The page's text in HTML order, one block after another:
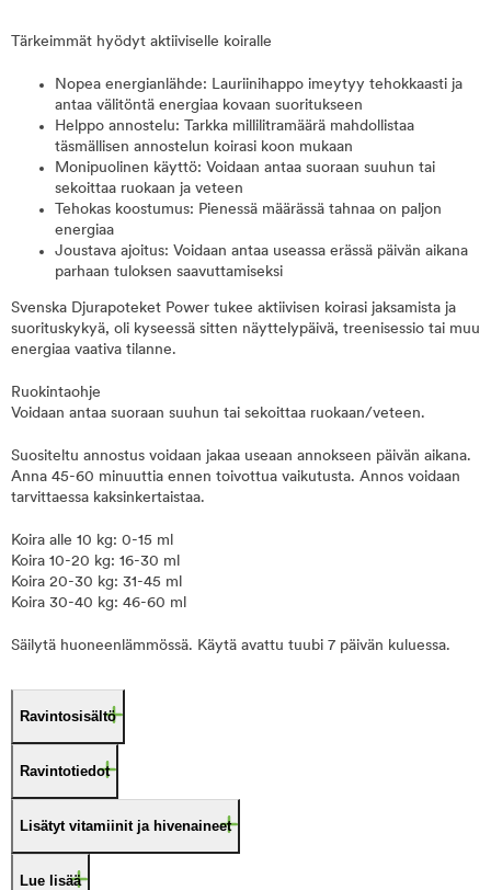
Tärkeimmät hyödyt aktiiviselle koiralle
Nopea energianlähde: Lauriinihappo imeytyy tehokkaasti ja
antaa välitöntä energiaa kovaan suoritukseen
Helppo annostelu: Tarkka millilitramäärä mahdollistaa
täsmällisen annostelun koirasi koon mukaan
Monipuolinen käyttö: Voidaan antaa suoraan suuhun tai
sekoittaa ruokaan ja veteen
Tehokas koostumus: Pienessä määrässä tahnaa on paljon
energiaa
Joustava ajoitus: Voidaan antaa useassa erässä päivän aikana
parhaan tuloksen saavuttamiseksi
Svenska Djurapoteket Power tukee aktiivisen koirasi jaksamista ja
suorituskykyä, oli kyseessä sitten näyttelypäivä, treenisessio tai muu
energiaa vaativa tilanne.
Ruokintaohje
Voidaan antaa suoraan suuhun tai sekoittaa ruokaan/veteen.
Suositeltu annostus voidaan jakaa useaan annokseen päivän aikana.
Anna 45-60 minuuttia ennen toivottua vaikutusta. Annos voidaan
tarvittaessa kaksinkertaistaa.
Koira alle 10 kg: 0-15 ml
Koira 10-20 kg: 16-30 ml
Koira 20-30 kg: 31-45 ml
Koira 30-40 kg: 46-60 ml
Säilytä huoneenlämmössä. Käytä avattu tuubi 7 päivän kuluessa.
Ravintosisältö
Ravintotiedot
Lisätyt vitamiinit ja hivenaineet
Lue lisää